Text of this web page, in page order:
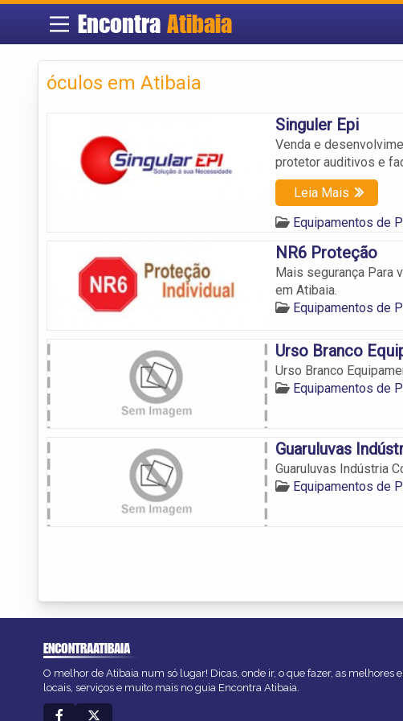
EncontraAtibaia
óculos em Atibaia
Singuler Epi
Venda e
protetor auditivos e
Leia Mais
Equipamentos de
NR6 Proteção
Mais segurança Para
em Atibaia.
Equipamentos de
Urso Branco
Urso Branco
Equipamentos de
Guaruluvas
Guaruluvas Indústria
Equipamentos de
ENCONTRAATIBAIA
O melhor de Atibaia num só lugar! Dicas, onde ir, o que fazer, as melhores
locais, serviços e muito mais no guia Encontra Atibaia.